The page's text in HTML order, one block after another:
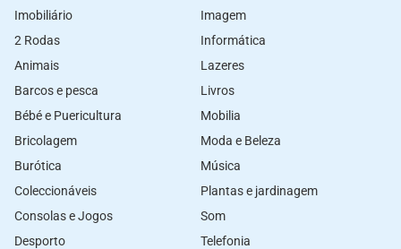
Imobiliário
2 Rodas
Animais
Barcos e pesca
Bébé e Puericultura
Bricolagem
Burótica
Coleccionáveis
Consolas e Jogos
Desporto
Imagem
Informática
Lazeres
Livros
Mobilia
Moda e Beleza
Música
Plantas e jardinagem
Som
Telefonia